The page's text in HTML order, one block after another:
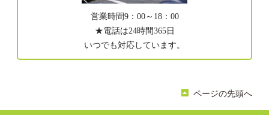
営業時間9：00～18：00
★電話は24時間365日
いつでも対応しています。
ページの先頭へ